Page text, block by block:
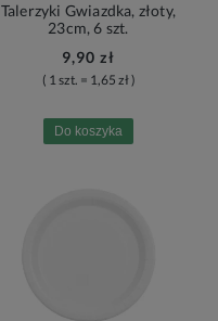
Talerzyki Gwiazdka, złoty,
23cm, 6 szt.
9,90 zł
( 1 szt. = 1,65 zł )
Do koszyka